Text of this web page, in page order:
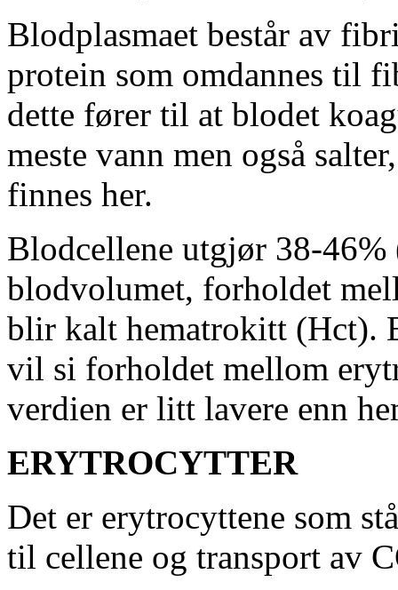
Blodplasmaet består av
protein som omdannes til
dette fører til at blodet
meste vann men også
finnes her.
Blodcellene utgjør 38-
blodvolumet, forholdet
blir kalt hematrokitt (Hct).
vil si forholdet mellom
verdien er litt lavere enn
ERYTROCYTTER
Det er erytrocyttene som
til cellene og transport av